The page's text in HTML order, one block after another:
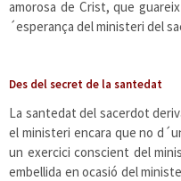
amorosa de Crist, que
´esperança del ministeri del
Des del secret de la santedat
La santedat del sacerdot
el ministeri encara que no
un exercici conscient del
embellida en ocasió del